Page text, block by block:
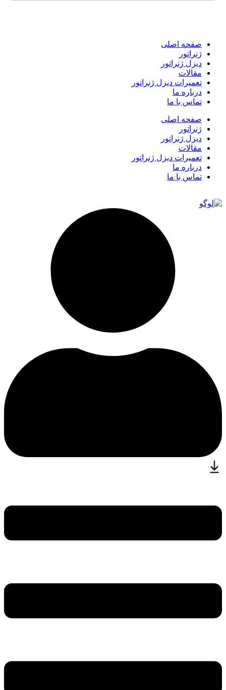
صفحه اصلی
ژنراتور
دیزل ژنراتور
مقالات
تعمیرات دیزل ژنراتور
درباره ما
تماس با ما
صفحه اصلی
ژنراتور
دیزل ژنراتور
مقالات
تعمیرات دیزل ژنراتور
درباره ما
تماس با ما